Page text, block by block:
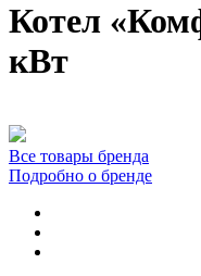
Котел
кВт
Все товары бренда
Подробно о бренде